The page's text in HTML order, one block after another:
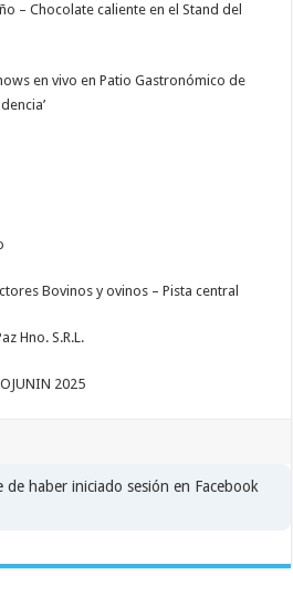
– Chocolate caliente en el Stand del
en vivo en Patio Gastronómico de
Bovinos y ovinos – Pista central
Hno. S.R.L.
2025
haber iniciado sesión en Facebook